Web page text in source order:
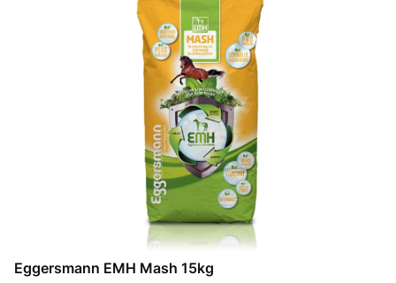
Eggersmann EMH Mash 15kg